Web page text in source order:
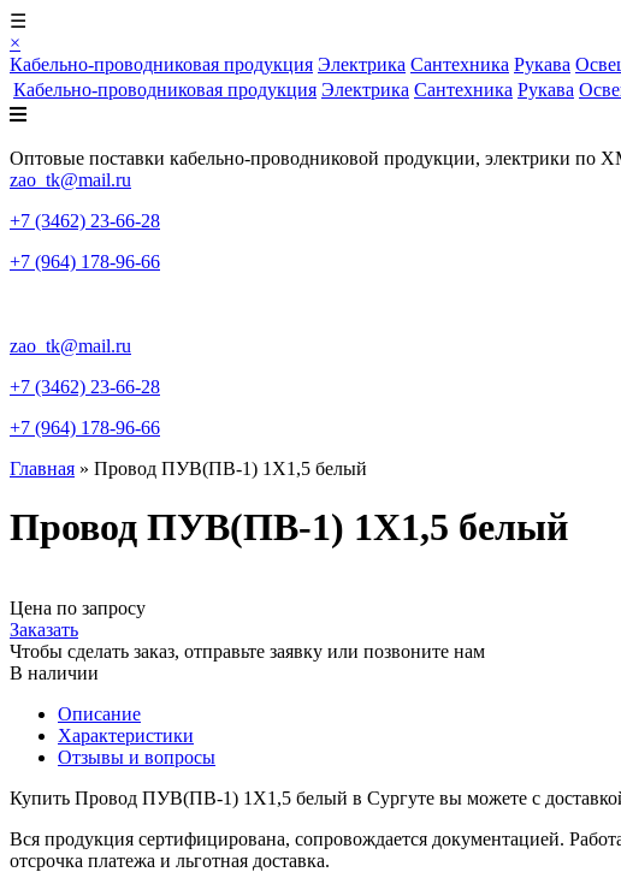
☰
×
Кабельно-проводниковая продукция Электрика Сантехника Рукава
Кабельно-проводниковая продукция Электрика Сантехника Рукава
Оптовые поставки кабельно-проводниковой продукции, электрики
zao_tk@mail.ru
+7 (3462) 23-66-28
+7 (964) 178-96-66
zao_tk@mail.ru
+7 (3462) 23-66-28
+7 (964) 178-96-66
Главная » Провод ПУВ(ПВ-1) 1X1,5 белый
Провод ПУВ(ПВ-1) 1X1,5 белый
Цена по запросу
Заказать
Чтобы сделать заказ, отправьте заявку или позвоните нам
В наличии
Описание
Характеристики
Отзывы и вопросы
Купить Провод ПУВ(ПВ-1) 1X1,5 белый в Сургуте вы можете с
Вся продукция сертифицирована, сопровождается документацией.
отсрочка платежа и льготная доставка.